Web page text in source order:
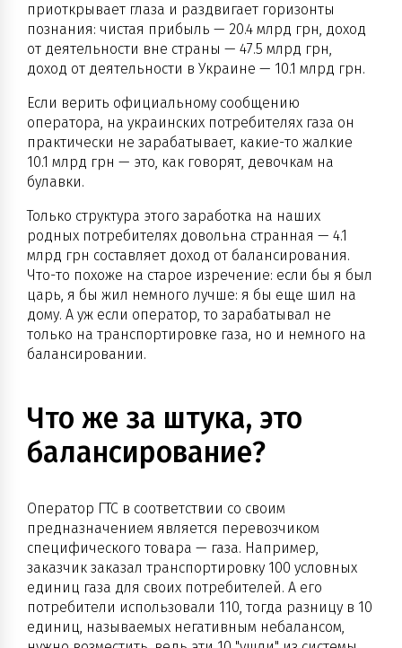
приоткрывает глаза и раздвигает горизонты
познания: чистая прибыль — 20.4 млрд грн, доход
от деятельности вне страны — 47.5 млрд грн,
доход от деятельности в Украине — 10.1 млрд грн.
Если верить официальному сообщению
оператора, на украинских потребителях газа он
практически не зарабатывает, какие-то жалкие
10.1 млрд грн — это, как говорят, девочкам на
булавки.
Только структура этого заработка на наших
родных потребителях довольна странная — 4.1
млрд грн составляет доход от балансирования.
Что-то похоже на старое изречение: если бы я был
царь, я бы жил немного лучше: я бы еще шил на
дому. А уж если оператор, то зарабатывал не
только на транспортировке газа, но и немного на
балансировании.
Что же за штука, это
балансирование?
Оператор ГТС в соответствии со своим
предназначением является перевозчиком
специфического товара — газа. Например,
заказчик заказал транспортировку 100 условных
единиц газа для своих потребителей. А его
потребители использовали 110, тогда разницу в 10
единиц, называемых негативным небалансом,